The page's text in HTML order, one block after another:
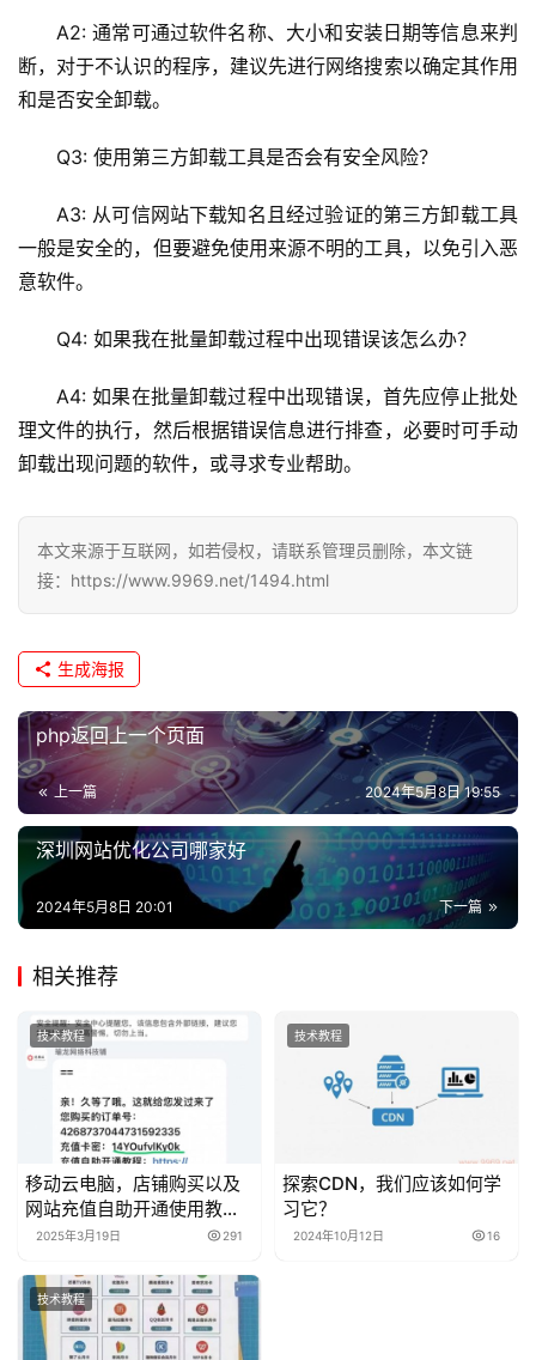
A2: 通常可通过软件名称、大小和安装日期等信息来判
断，对于不认识的程序，建议先进行网络搜索以确定其作用
和是否安全卸载。
Q3: 使用第三方卸载工具是否会有安全风险？
A3: 从可信网站下载知名且经过验证的第三方卸载工具
一般是安全的，但要避免使用来源不明的工具，以免引入恶
意软件。
Q4: 如果我在批量卸载过程中出现错误该怎么办？
A4: 如果在批量卸载过程中出现错误，首先应停止批处
理文件的执行，然后根据错误信息进行排查，必要时可手动
卸载出现问题的软件，或寻求专业帮助。
本文来源于互联网，如若侵权，请联系管理员删除，本文链
接：https://www.9969.net/1494.html
生成海报
php返回上一个页面
上一篇 2024年5月8日 19:55
深圳网站优化公司哪家好
下一篇
2024年5月8日 20:01
相关推荐
技术教程
移动云电脑，店铺购买以及
网站充值自助开通使用教程
教程
2025年3月19日 291
技术教程
探索CDN，我们应该如何学
习它？
2024年10月12日 16
技术教程